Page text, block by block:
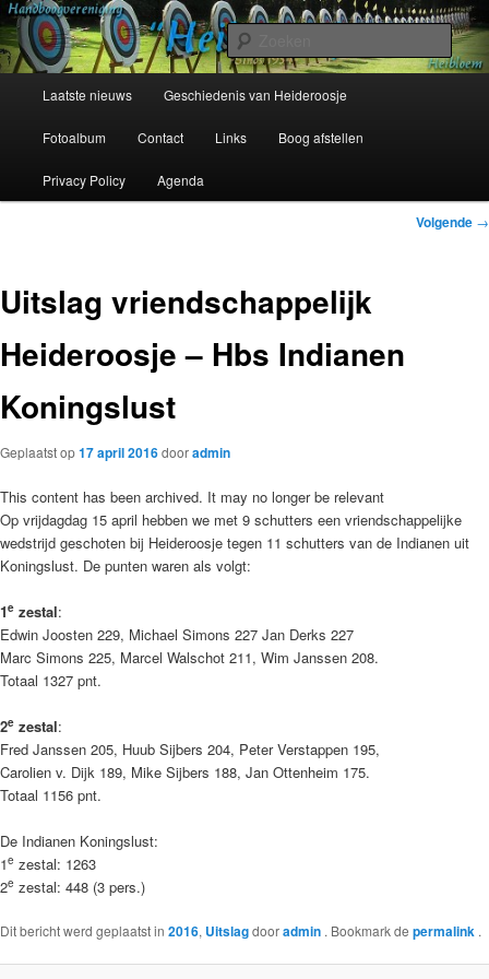
Spring
naar
de
primaireHandboogvereniging Heideroosje
Heibloem
Sinds 1954
Laatste nieuws Geschiedenis van Heideroosje
Fotoalbum Contact Links Boog afstellen
Privacy Policy Agenda
Bericht
Volgende →
Uitslag vriendschappelijk
Heideroosje – Hbs Indianen
Koningslust
Geplaatst op17 april 2016dooradmin
This content has been archived. It may no longer be relevant
Op vrijdagdag 15 april hebben we met 9 schutters een vriendschappelijke
wedstrijd geschoten bij Heideroosje tegen 11 schutters van de Indianen uit
Koningslust. De punten waren als volgt:
1e zestal:
Edwin Joosten 229, Michael Simons 227 Jan Derks 227
Marc Simons 225, Marcel Walschot 211, Wim Janssen 208.
Totaal 1327 pnt.
2e zestal:
Fred Janssen 205, Huub Sijbers 204, Peter Verstappen 195,
Carolien v. Dijk 189, Mike Sijbers 188, Jan Ottenheim 175.
Totaal 1156 pnt.
De Indianen Koningslust:
1e zestal: 1263
2e zestal: 448 (3 pers.)
Dit bericht werd geplaatst in 2016, Uitslagdooradmin . Bookmark de permalink .